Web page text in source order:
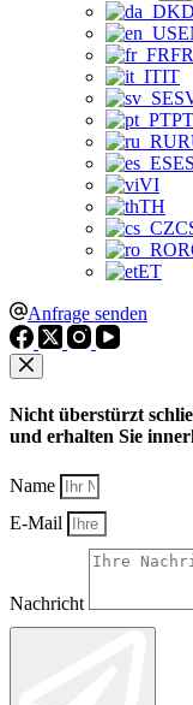
FR
IT
PT
ES
VI
TH
ET
Anfrage senden
Nicht überstürzt
und erhalten Sie
Name
E-Mail
Nachricht